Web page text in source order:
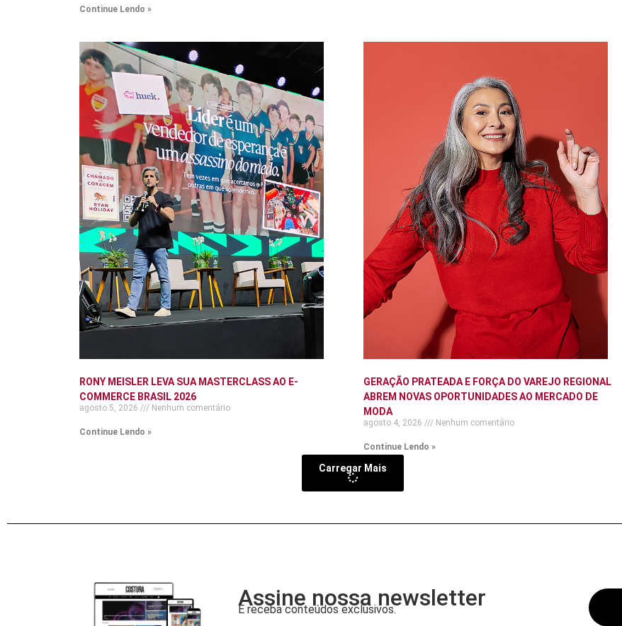
Continue Lendo »
RONY MEISLER LEVA SUA MASTERCLASS AO E-
COMMERCE BRASIL 2026
agosto 5, 2026 Nenhum comentário
Continue Lendo »
GERAÇÃO PRATEADA E FORÇA DO VAREJO REGIONAL
ABREM NOVAS OPORTUNIDADES AO MERCADO DE
MODA
agosto 4, 2026 Nenhum comentário
Continue Lendo »
Carregar Mais
Assine nossa newsletter
E receba conteúdos exclusivos.